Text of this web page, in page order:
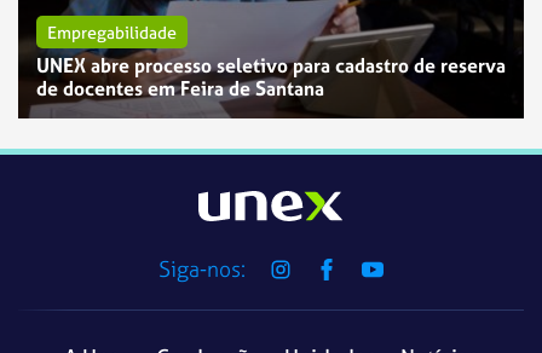
Empregabilidade
UNEX abre processo seletivo para cadastro de reserva
de docentes em Feira de Santana
Siga-nos: